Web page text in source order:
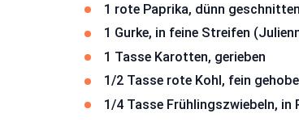
1 rote Paprika, dünn geschnitten
1 Gurke, in feine Streifen
1 Tasse Karotten, gerieben
1/2 Tasse rote Kohl, fein
1/4 Tasse Frühlingszwiebeln, in